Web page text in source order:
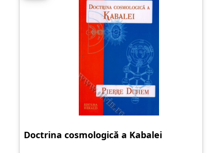
Doctrina cosmologică a Kabalei